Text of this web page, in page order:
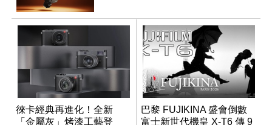
徠卡經典再進化！全新
「金屬灰」烤漆工藝登
巴黎 FUJIKINA 盛會倒數
富士新世代機皇 X-T6 傳 9